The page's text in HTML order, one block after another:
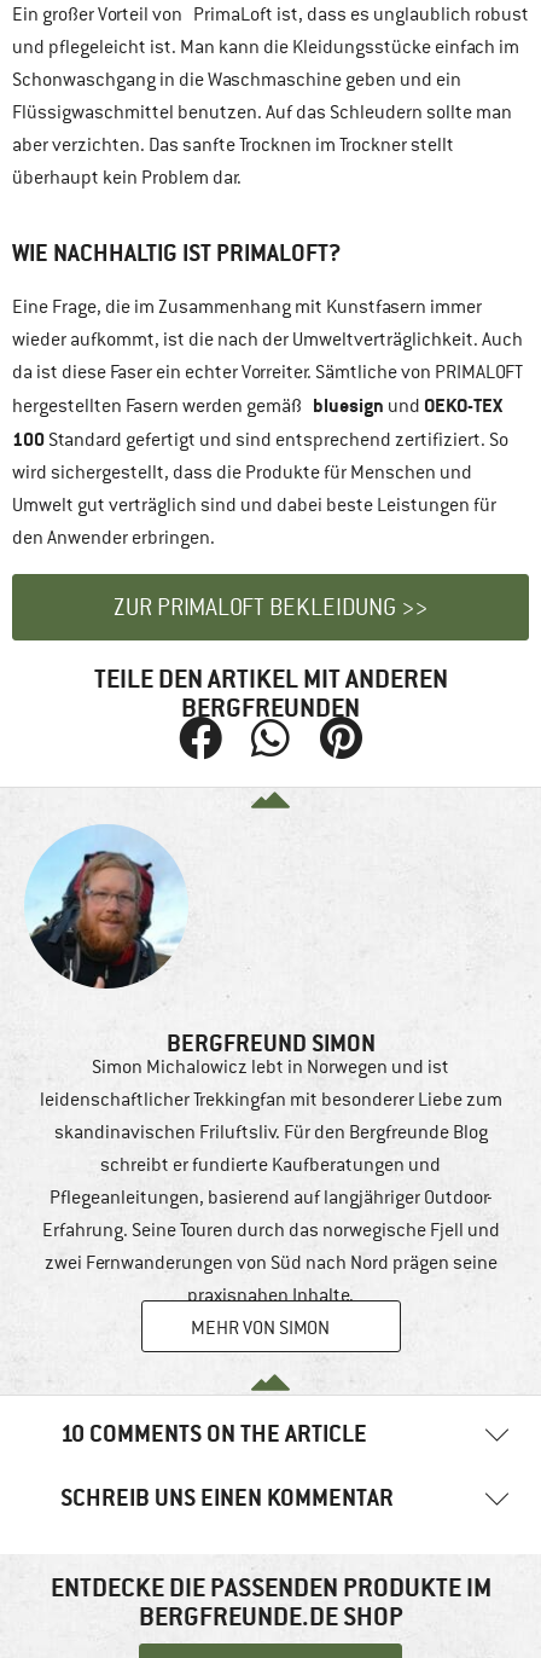
Ein großer Vorteil von PrimaLoft ist, dass es unglaublich robust
und pflegeleicht ist. Man kann die Kleidungsstücke einfach im
Schonwaschgang in die Waschmaschine geben und ein
Flüssigwaschmittel benutzen. Auf das Schleudern sollte man
aber verzichten. Das sanfte Trocknen im Trockner stellt
überhaupt kein Problem dar.
WIE NACHHALTIG IST PRIMALOFT?
Eine Frage, die im Zusammenhang mit Kunstfasern immer
wieder aufkommt, ist die nach der Umweltverträglichkeit. Auch
da ist diese Faser ein echter Vorreiter. Sämtliche von PRIMALOFT
hergestellten Fasern werden gemäß bluesign und OEKO-TEX
100 Standard gefertigt und sind entsprechend zertifiziert. So
wird sichergestellt, dass die Produkte für Menschen und
Umwelt gut verträglich sind und dabei beste Leistungen für
den Anwender erbringen.
ZUR PRIMALOFT BEKLEIDUNG >>
TEILE DEN ARTIKEL MIT ANDEREN
BERGFREUNDEN
BERGFREUND SIMON
Simon Michalowicz lebt in Norwegen und ist
leidenschaftlicher Trekkingfan mit besonderer Liebe zum
skandinavischen Friluftsliv. Für den Bergfreunde Blog
schreibt er fundierte Kaufberatungen und
Pflegeanleitungen, basierend auf langjähriger Outdoor-
Erfahrung. Seine Touren durch das norwegische Fjell und
zwei Fernwanderungen von Süd nach Nord prägen seine
praxisnahen Inhalte.
MEHR VON SIMON
10 COMMENTS ON THE ARTICLE
Pascal 22. März 2026 18:39 Uhr
und darüber eine McKinley leichte Daunenjacke mit Prima Loft
Silver.Nach einem moderatem Spaziergang ist das Shirt sowie die
SCHREIB UNS EINEN KOMMENTAR
Felder sind mit*markiert
ENTDECKE DIE PASSENDEN PRODUKTE IM
BERGFREUNDE.DE SHOP